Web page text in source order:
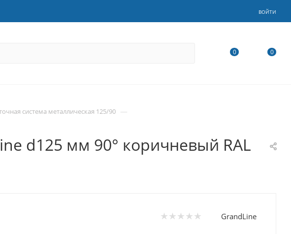
ВОЙТИ
0 0
система металлическая 125/90 —
d125 мм 90° коричневый RAL
GrandLine